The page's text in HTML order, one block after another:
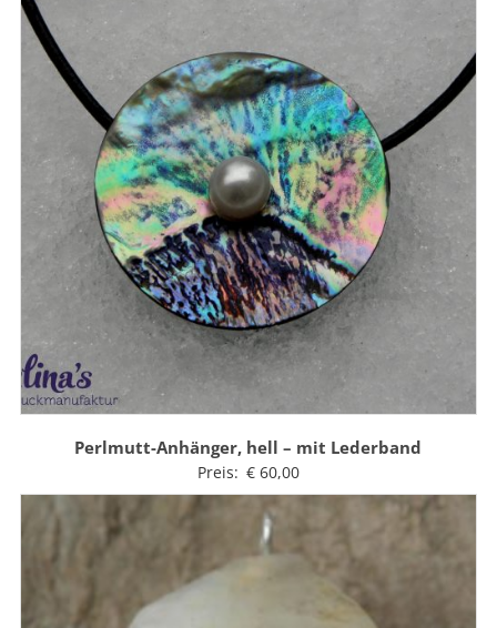
Perlmutt-Anhänger, hell – mit Lederband
Preis: €60,00